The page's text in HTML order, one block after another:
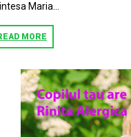
Maria...
MORE